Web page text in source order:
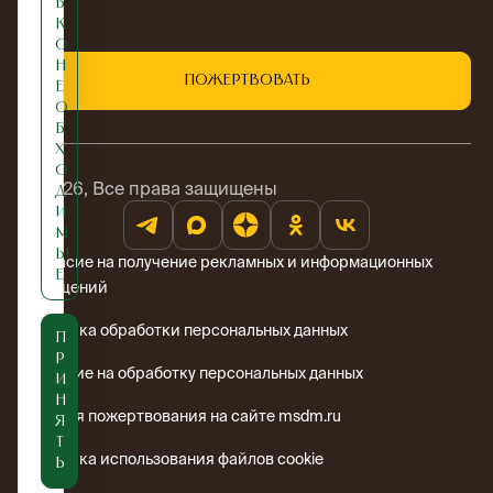
Пожертвовать
© 2026, Все права защищены
Согласие на получение рекламных и информационных
сообщений
Политика обработки персональных данных
Согласие на обработку персональных данных
Условия пожертвования на сайте msdm.ru
Политика использования файлов cookie
ь
к
о
н
е
о
б
х
о
д
и
м
ы
е
р
и
н
я
ь